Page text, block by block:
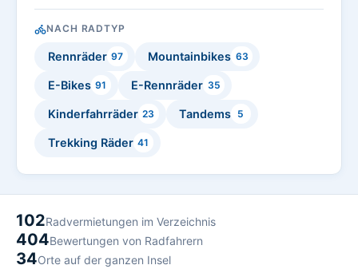
NACH RADTYP
Rennräder 97 Mountainbikes 63
E-Bikes 91 E-Rennräder 35
Kinderfahrräder 23 Tandems 5
Trekking Räder 41
102Radvermietungen im Verzeichnis
404Bewertungen von Radfahrern
34Orte auf der ganzen Insel